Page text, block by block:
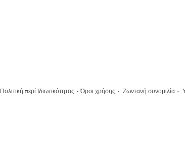
Πολιτική περί Ιδιωτικότητας ·Όροι χρήσης · Ζωντανή συνομιλία ·